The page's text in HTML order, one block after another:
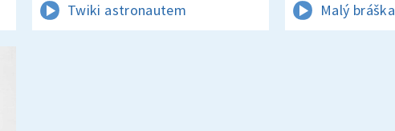
Twiki astronautem Malý bráška